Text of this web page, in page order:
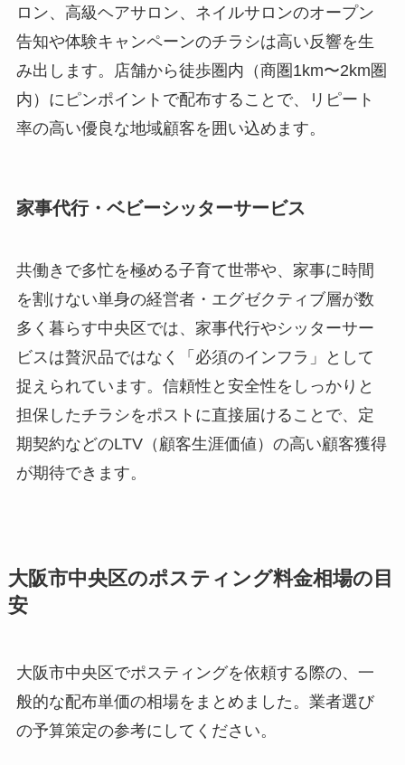
ロン、高級ヘアサロン、ネイルサロンのオープン
告知や体験キャンペーンのチラシは高い反響を生
み出します。店舗から徒歩圏内（商圏1km〜2km圏
内）にピンポイントで配布することで、リピート
率の高い優良な地域顧客を囲い込めます。
家事代行・ベビーシッターサービス
共働きで多忙を極める子育て世帯や、家事に時間
を割けない単身の経営者・エグゼクティブ層が数
多く暮らす中央区では、家事代行やシッターサー
ビスは贅沢品ではなく「必須のインフラ」として
捉えられています。信頼性と安全性をしっかりと
担保したチラシをポストに直接届けることで、定
期契約などのLTV（顧客生涯価値）の高い顧客獲得
が期待できます。
大阪市中央区のポスティング料金相場の目
安
大阪市中央区でポスティングを依頼する際の、一
般的な配布単価の相場をまとめました。業者選び
の予算策定の参考にしてください。